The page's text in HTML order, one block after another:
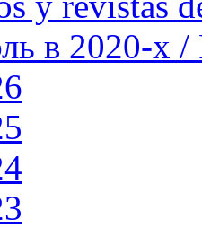
в 2020-х /